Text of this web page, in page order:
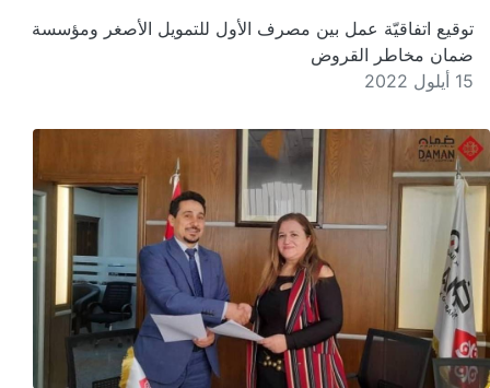
توقيع اتفاقيّة عمل بين مصرف الأول للتمويل الأصغر ومؤسسة
ضمان مخاطر القروض
15 أيلول 2022